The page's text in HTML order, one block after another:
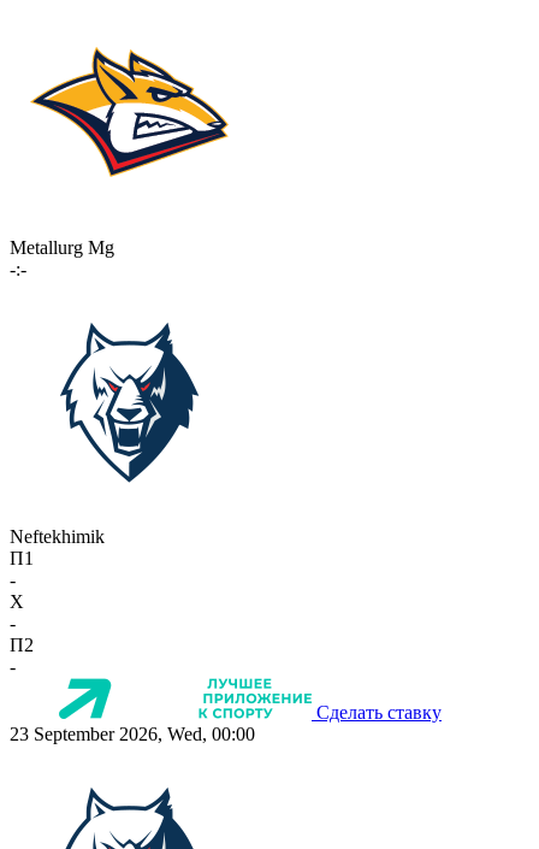
Metallurg Mg
-:-
Neftekhimik
П1
-
X
-
П2
-
Сделать ставку
23 September 2026, Wed, 00:00